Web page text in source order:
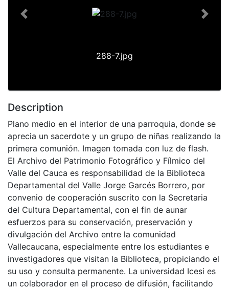
288-7.jpg
Previous Next
Description
Plano medio en el interior de una parroquia, donde se
aprecia un sacerdote y un grupo de niñas realizando la
primera comunión. Imagen tomada con luz de flash.
El Archivo del Patrimonio Fotográfico y Fílmico del
Valle del Cauca es responsabilidad de la Biblioteca
Departamental del Valle Jorge Garcés Borrero, por
convenio de cooperación suscrito con la Secretaria
del Cultura Departamental, con el fin de aunar
esfuerzos para su conservación, preservación y
divulgación del Archivo entre la comunidad
Vallecaucana, especialmente entre los estudiantes e
investigadores que visitan la Biblioteca, propiciando el
su uso y consulta permanente. La universidad Icesi es
un colaborador en el proceso de difusión, facilitando